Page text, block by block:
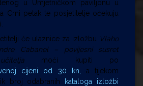
u Umjetničkom paviljonu u
Crni petak te posjetitelje očekuju
će ulaznice za izložbu Vlaho
Cabanel – povijesni susret
moći kupiti po
cijeni od 30 kn, a tijekom
broj odabranih kataloga izložbi